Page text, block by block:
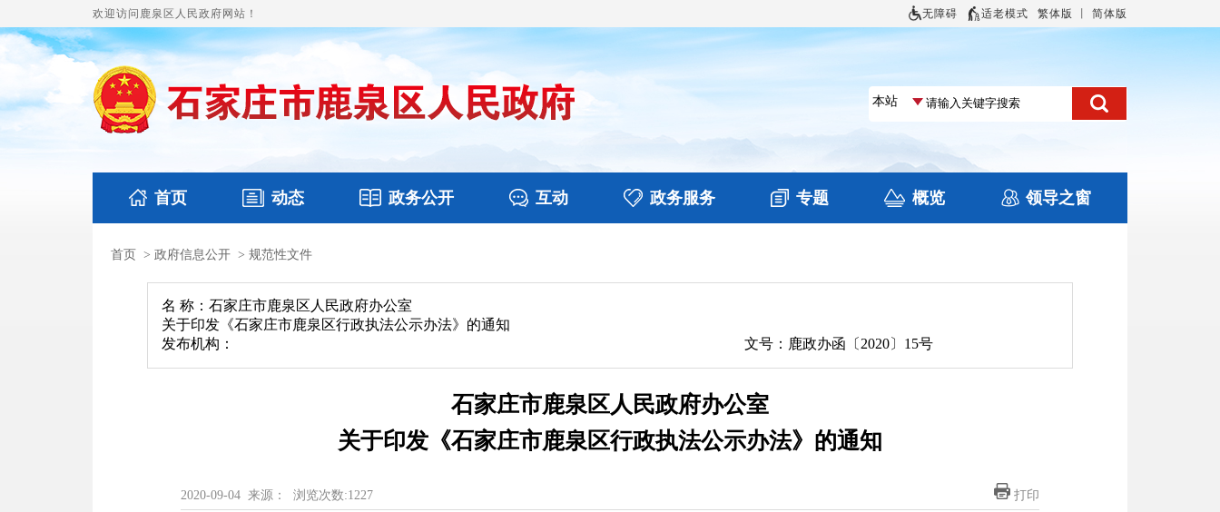
欢迎访问鹿泉区人民政府网站！ 无障碍 适老模式 繁体版 简体版
首页 动态
国务要闻 鹿泉要闻
政务公开
本区文件 财政预决算
互动 政务服务 专题 概览 领导之窗
首页 > 政府信息公开 > 规范性文件
名 称：石家庄市鹿泉区人民政府办公室
关于印发《石家庄市鹿泉区行政执法公示办法》的通知
发布机构：
文号：鹿政办函〔2020〕15号
石家庄市鹿泉区人民政府办公室
关于印发《石家庄市鹿泉区行政执法公示办法》的通知
2020-09-04 来源： 浏览次数:1227 打印